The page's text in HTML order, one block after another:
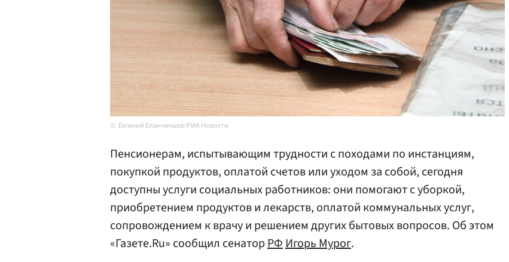
Евгений Епанчинцев/РИА Новости
Пенсионерам, испытывающим трудности с походами по инстанциям,
покупкой продуктов, оплатой счетов или уходом за собой, сегодня
доступны услуги социальных работников: они помогают с уборкой,
приобретением продуктов и лекарств, оплатой коммунальных услуг,
сопровождением к врачу и решением других бытовых вопросов. Об этом
«Газете.Ru» сообщил сенаторРФИгорь Мурог.